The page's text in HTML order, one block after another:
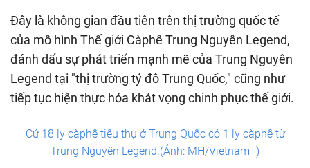
Đây là không gian đầu tiên trên thị trường quốc tế
của mô hình Thế giới Càphê Trung Nguyên Legend,
đánh dấu sự phát triển mạnh mẽ của Trung Nguyên
Legend tại "thị trường tỷ đô Trung Quốc," cũng như
tiếp tục hiện thực hóa khát vọng chinh phục thế giới.
Cứ 18 ly càphê tiêu thụ ở Trung Quốc có 1 ly càphê từ
Trung Nguyên Legend.(Ảnh: MH/Vietnam+)